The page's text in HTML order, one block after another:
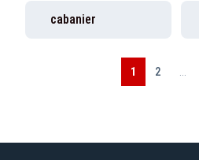
cabanier
1 2